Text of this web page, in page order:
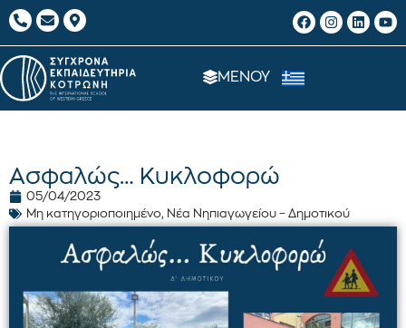
ΜΕΝΟΥ
Ασφαλώς… Κυκλοφορώ
05/04/2023
Μη κατηγοριοποιημένο, Νέα Νηπιαγωγείου – Δημοτικού